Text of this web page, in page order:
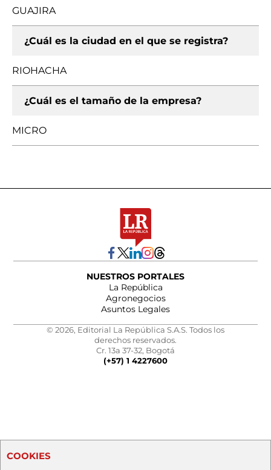
GUAJIRA
¿Cuál es la ciudad en el que se registra?
RIOHACHA
¿Cuál es el tamaño de la empresa?
MICRO
NUESTROS PORTALES
La República
Agronegocios
Asuntos Legales
© 2026, Editorial La República S.A.S. Todos los
derechos reservados.
Cr. 13a 37-32, Bogotá
(+57) 1 4227600
COOKIES